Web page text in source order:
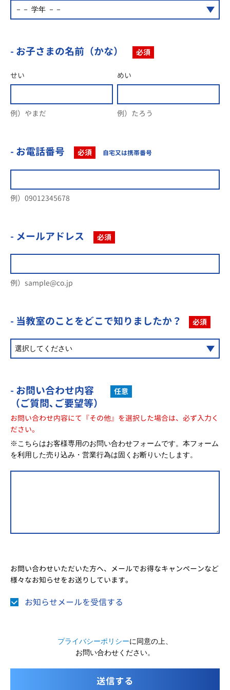
- お子さまの名前（かな） 必須
せい
例）やまだ
めい
例）たろう
- お電話番号 必須 自宅又は携帯番号
例）09012345678
- メールアドレス 必須
例）sample@co.jp
- 当教室のことをどこで知りましたか？ 必須
- お問い合わせ内容
（ご質問､ご要望等）
任意
お問い合わせ内容にて『その他』を選択した場合は、必ず入力く
ださい。
※こちらはお客様専用のお問い合わせフォームです。本フォーム
を利用した売り込み・営業行為は固くお断りいたします。
お問い合わせいただいた方へ、メールでお得なキャンペーンなど
様々なお知らせをお送りしています。
お知らせメールを受信する
プライバシーポリシーに同意の上、
お問い合わせください。